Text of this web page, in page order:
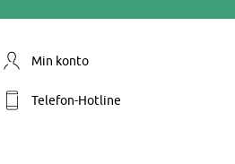
Min konto
Telefon-Hotline